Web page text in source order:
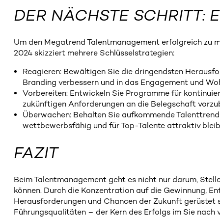
DER NÄCHSTE SCHRITT:
Um den Megatrend Talentmanagement erfolgreich zu
2024 skizziert mehrere Schlüsselstrategien:
Reagieren: Bewältigen Sie die dringendsten
Branding verbessern und in das Engagement und
Vorbereiten: Entwickeln Sie Programme für
zukünftigen Anforderungen an die Belegschaft
Überwachen: Behalten Sie aufkommende
wettbewerbsfähig und für Top-Talente attraktiv
FAZIT
Beim Talentmanagement geht es nicht nur darum,
können. Durch die Konzentration auf die Gewinnung,
Herausforderungen und Chancen der Zukunft
Führungsqualitäten – der Kern des Erfolgs im Sie nach